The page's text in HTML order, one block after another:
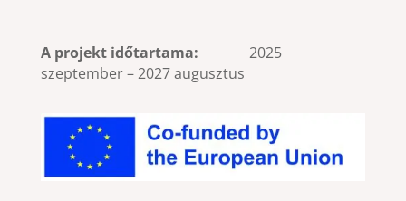
A projekt időtartama: 2025
szeptember – 2027 augusztus